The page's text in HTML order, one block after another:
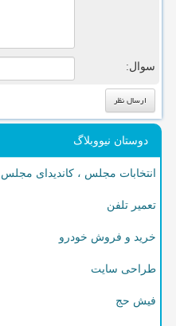
سوال:
دوستان نیووبلاگ
انتخابات مجلس ، کاندیدای مجلس
تعمیر تلفن
خرید و فروش خودرو
طراحی سایت
فیش حج